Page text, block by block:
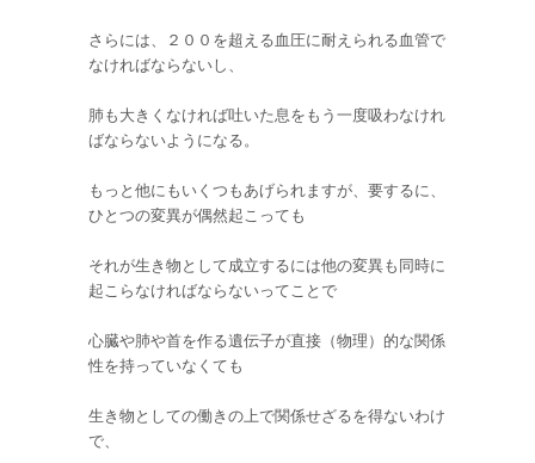
さらには、２００を超える血圧に耐えられる血管で
なければならないし、
肺も大きくなければ吐いた息をもう一度吸わなけれ
ばならないようになる。
もっと他にもいくつもあげられますが、要するに、
ひとつの変異が偶然起こっても
それが生き物として成立するには他の変異も同時に
起こらなければならないってことで
心臓や肺や首を作る遺伝子が直接（物理）的な関係
性を持っていなくても
生き物としての働きの上で関係せざるを得ないわけ
で、